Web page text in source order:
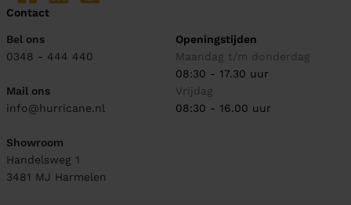
Contact
Bel ons
0348 - 444 440
Mail ons
info@hurricane.nl
Showroom
Handelsweg 1
3481 MJ Harmelen
Openingstijden
Maandag t/m donderdag
08:30 - 17.30 uur
Vrijdag
08:30 - 16.00 uur